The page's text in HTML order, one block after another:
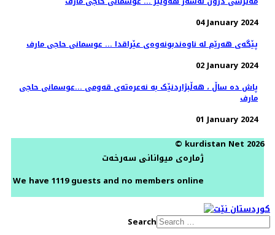
04 January 2024
پێگەی هەرێم لە ناوەندبونەوەی عێراقدا ... عوسمانی حاجی مارف
02 January 2024
پاش دە ساڵ ، هەڵبژاردنێک بە نەعرەتەی قەومی ...عوسمانی حاجی
مارف
01 January 2024
© kurdistan Net 2026
ژمارەی میوانانی سەرخەت
We have 1119 guests and no members online
Search